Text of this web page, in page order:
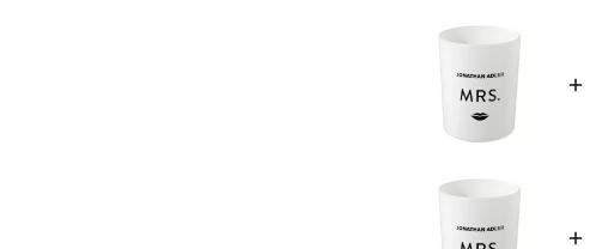
mycket sötma
sötman i
Produktfakta:
• Doftljus Mrs
• Doft: Imperial